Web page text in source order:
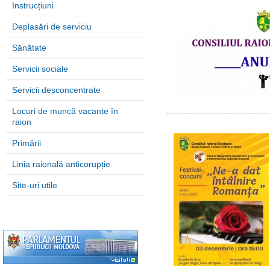
Instrucțiuni
Deplasări de serviciu
Sănătate
Servicii sociale
Servicii desconcentrate
Locuri de muncă vacante în
raion
Primării
Linia raională anticorupție
Site-uri utile